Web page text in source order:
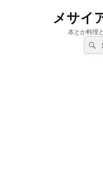
メサイ
本とか料理
検
索: